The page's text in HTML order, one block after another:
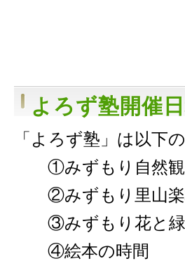
よろず塾開催
「よろず塾」は以下
①みずもり自然観
②みずもり里山楽
③みずもり花と緑
④絵本の時間